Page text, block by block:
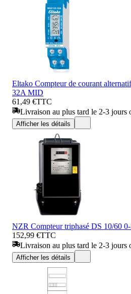
Eltako Compteur de courant
32A MID
61,49 €TTC
Livraison au plus tard le 2-3 jours
Afficher les détails
NZR Compteur triphasé DS 10/60
152,99 €TTC
Livraison au plus tard le 2-3 jours
Afficher les détails